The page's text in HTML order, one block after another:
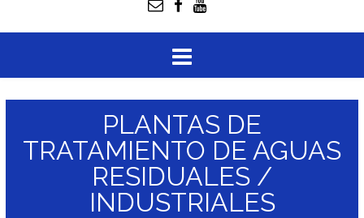
PLANTAS DE
TRATAMIENTO DE AGUAS
RESIDUALES /
INDUSTRIALES